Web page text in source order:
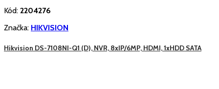
Kód: 2204276
Značka: HIKVISION
Hikvision DS-7108NI-Q1 (D), NVR, 8xIP/6MP, HDMI, 1xHDD SATA